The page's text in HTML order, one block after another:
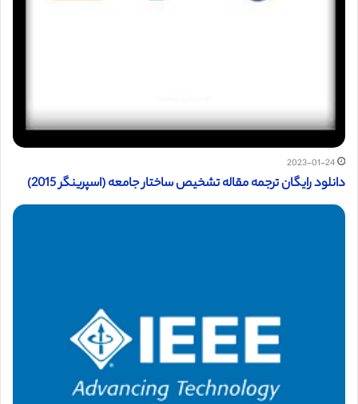
2023-01-24
دانلود رایگان ترجمه مقاله تشخیص ساختار جامعه (اسپرینگر 2015)